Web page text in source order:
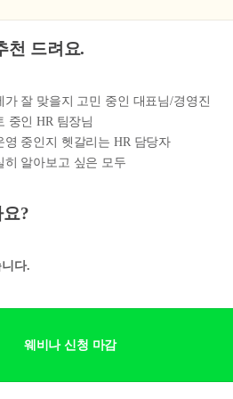
천 드려요.
가 잘 맞을지 고민 중인 대표님/경영진
중인 HR 팀장님
영 중인지 헷갈리는 HR 담당자
히 알아보고 싶은 모두
?
다.
웨비나 신청 마감